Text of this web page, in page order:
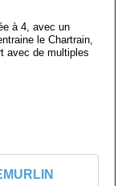
à 4, avec un
le Chartrain,
avec de multiples